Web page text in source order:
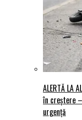
ALERTĂ LA
în creștere
urgență